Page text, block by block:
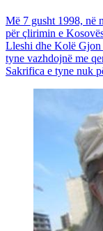
Më 7 gusht 1998, në
për çlirimin e
Lleshi dhe Kolë Gjon
tyne vazhdojnë me
Sakrifica e tyne nuk